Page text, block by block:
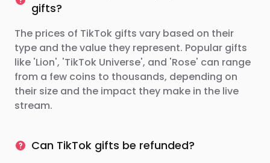
gifts?
The prices of TikTok gifts vary based on their
type and the value they represent. Popular gifts
like 'Lion', 'TikTok Universe', and 'Rose' can range
from a few coins to thousands, depending on
their size and the impact they make in the live
stream.
Can TikTok gifts be refunded?